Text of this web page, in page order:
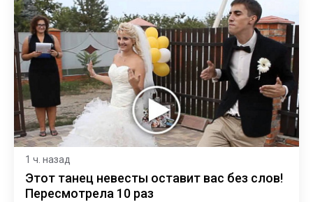
1 ч. назад
Этот танец невесты оставит вас без слов!
Пересмотрела 10 раз